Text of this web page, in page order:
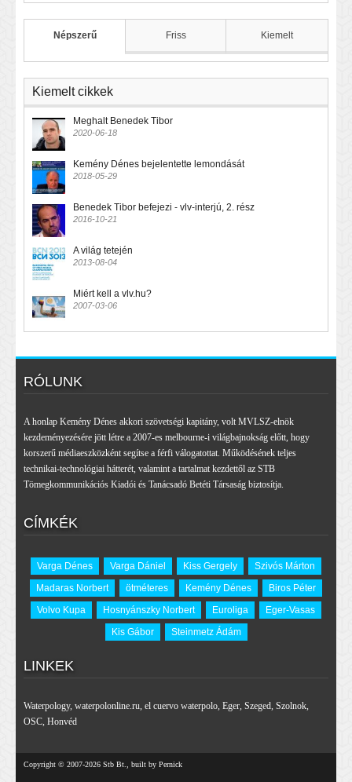
Népszerű Friss Kiemelt
Kiemelt cikkek
Meghalt Benedek Tibor
2020-06-18
Kemény Dénes bejelentette lemondását
2018-05-29
Benedek Tibor befejezi - vlv-interjú, 2. rész
2016-10-21
A világ tetején
2013-08-04
Miért kell a vlv.hu?
2007-03-06
RÓLUNK
A honlap Kemény Dénes akkori szövetségi kapitány, volt MVLSZ-elnök
kezdeményezésére jött létre a 2007-es melbourne-i világbajnokság előtt, hogy
korszerű médiaeszközként segítse a férfi válogatottat. Működésének teljes
technikai-technológiai hátterét, valamint a tartalmat kezdettől az STB
Tömegkommunikációs Kiadói és Tanácsadó Betéti Társaság biztosítja.
CÍMKÉK
Varga Dénes Varga Dániel Kiss Gergely
Szivós Márton
Madaras Norbert
ötméteres Kemény Dénes
Biros Péter
Volvo Kupa
Hosnyánszky Norbert Euroliga
Eger-Vasas
Kis Gábor
Steinmetz Ádám
LINKEK
Waterpology, waterpolonline.ru, el cuervo waterpolo, Eger, Szeged, Szolnok,
OSC, Honvéd
Copyright © 2007-2026 Stb Bt., built by Pernick